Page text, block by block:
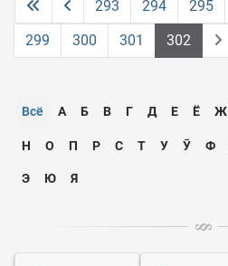
293 294 295
299
300 301 302
Всё А Б В Г Д Е Ё Ж
Н О П Р С Т У Ӯ Ф
Э Ю Я